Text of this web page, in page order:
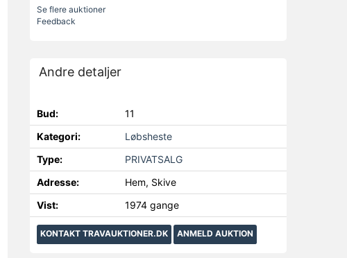
Se flere auktioner
Feedback
Andre detaljer
Bud:
11
Kategori:
Løbsheste
Type:
PRIVATSALG
Adresse:
Hem, Skive
Vist:
1974 gange
KONTAKT TRAVAUKTIONER.DK ANMELD AUKTION